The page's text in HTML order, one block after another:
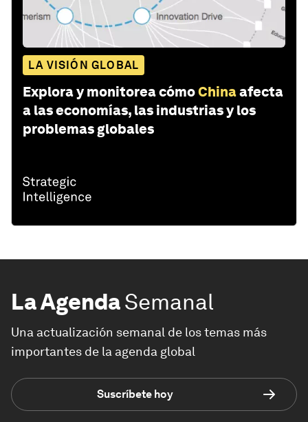
LA VISIÓN GLOBAL
Explora y monitorea cómoChinaafecta
a las economías, las industrias y los
problemas globales
La AgendaSemanal
Una actualización semanal de los temas más
importantes de la agenda global
Suscríbete hoy